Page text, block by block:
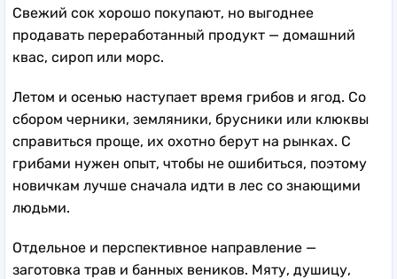
Свежий сок хорошо покупают, но выгоднее
продавать переработанный продукт — домашний
квас, сироп или морс.
Летом и осенью наступает время грибов и ягод. Со
сбором черники, земляники, брусники или клюквы
справиться проще, их охотно берут на рынках. С
грибами нужен опыт, чтобы не ошибиться, поэтому
новичкам лучше сначала идти в лес со знающими
людьми.
Отдельное и перспективное направление —
заготовка трав и банных веников. Мяту, душицу,